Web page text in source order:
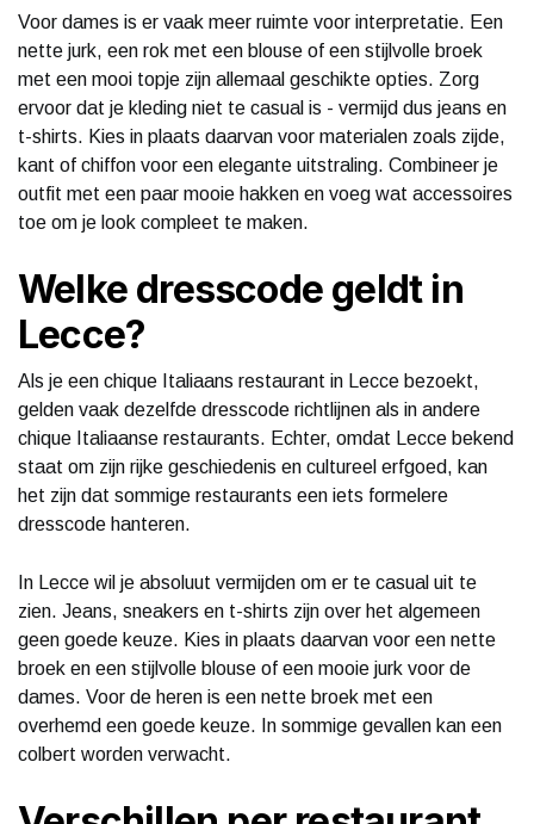
Voor dames is er vaak meer ruimte voor interpretatie. Een
nette jurk, een rok met een blouse of een stijlvolle broek
met een mooi topje zijn allemaal geschikte opties. Zorg
ervoor dat je kleding niet te casual is - vermijd dus jeans en
t-shirts. Kies in plaats daarvan voor materialen zoals zijde,
kant of chiffon voor een elegante uitstraling. Combineer je
outfit met een paar mooie hakken en voeg wat accessoires
toe om je look compleet te maken.
Welke dresscode geldt in
Lecce?
Als je een chique Italiaans restaurant in Lecce bezoekt,
gelden vaak dezelfde dresscode richtlijnen als in andere
chique Italiaanse restaurants. Echter, omdat Lecce bekend
staat om zijn rijke geschiedenis en cultureel erfgoed, kan
het zijn dat sommige restaurants een iets formelere
dresscode hanteren.
In Lecce wil je absoluut vermijden om er te casual uit te
zien. Jeans, sneakers en t-shirts zijn over het algemeen
geen goede keuze. Kies in plaats daarvan voor een nette
broek en een stijlvolle blouse of een mooie jurk voor de
dames. Voor de heren is een nette broek met een
overhemd een goede keuze. In sommige gevallen kan een
colbert worden verwacht.